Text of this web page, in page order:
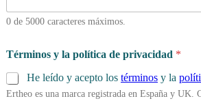
0 de 5000 caracteres máximos.
Términos y la política de privacidad *
He leído y acepto los términos y la
Ertheo es una marca registrada en España y